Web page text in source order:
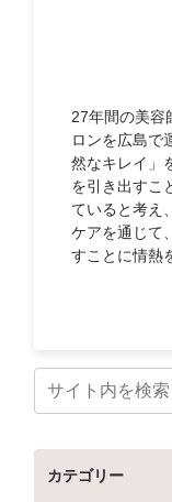
27年間の美容
ロンを広島で
然なキレイ」
を引き出すこ
ていると考え
ケアを通じて
すことに情熱
カテゴリー